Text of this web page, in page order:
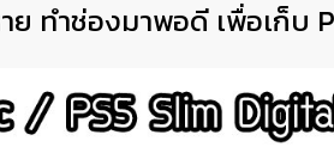
ทำช่องมาพอดี เพื่อเก็บ